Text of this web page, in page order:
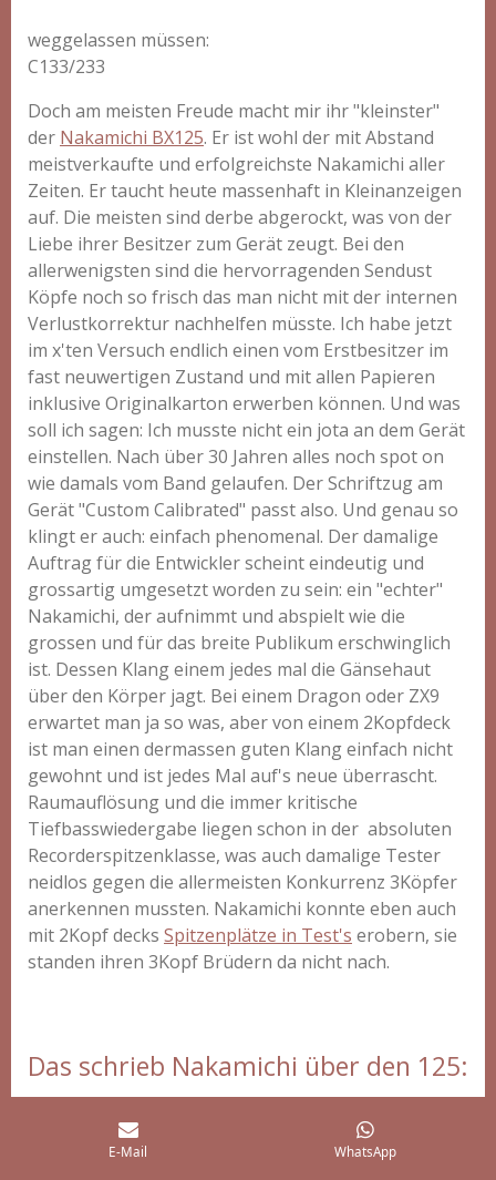
weggelassen müssen:
C133/233
Doch am meisten Freude macht mir ihr "kleinster"
der Nakamichi BX125. Er ist wohl der mit Abstand
meistverkaufte und erfolgreichste Nakamichi aller
Zeiten. Er taucht heute massenhaft in Kleinanzeigen
auf. Die meisten sind derbe abgerockt, was von der
Liebe ihrer Besitzer zum Gerät zeugt. Bei den
allerwenigsten sind die hervorragenden Sendust
Köpfe noch so frisch das man nicht mit der internen
Verlustkorrektur nachhelfen müsste. Ich habe jetzt
im x'ten Versuch endlich einen vom Erstbesitzer im
fast neuwertigen Zustand und mit allen Papieren
inklusive Originalkarton erwerben können. Und was
soll ich sagen: Ich musste nicht ein jota an dem Gerät
einstellen. Nach über 30 Jahren alles noch spot on
wie damals vom Band gelaufen. Der Schriftzug am
Gerät "Custom Calibrated" passt also. Und genau so
klingt er auch: einfach phenomenal. Der damalige
Auftrag für die Entwickler scheint eindeutig und
grossartig umgesetzt worden zu sein: ein "echter"
Nakamichi, der aufnimmt und abspielt wie die
grossen und für das breite Publikum erschwinglich
ist. Dessen Klang einem jedes mal die Gänsehaut
über den Körper jagt. Bei einem Dragon oder ZX9
erwartet man ja so was, aber von einem 2Kopfdeck
ist man einen dermassen guten Klang einfach nicht
gewohnt und ist jedes Mal auf's neue überrascht.
Raumauflösung und die immer kritische
Tiefbasswiedergabe liegen schon in der absoluten
Recorderspitzenklasse, was auch damalige Tester
neidlos gegen die allermeisten Konkurrenz 3Köpfer
anerkennen mussten. Nakamichi konnte eben auch
mit 2Kopf decks Spitzenplätze in Test's erobern, sie
standen ihren 3Kopf Brüdern da nicht nach.
Das schrieb Nakamichi über den 125:
Der BX-125 folgt der Designphilosophie der
E-Mail WhatsApp